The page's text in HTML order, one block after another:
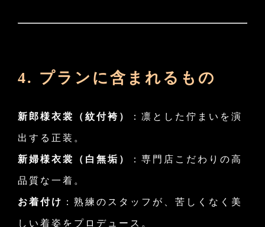
4. プランに含まれるもの
新郎様衣裳（紋付袴） ：凛とした佇まいを演
出する正装。
新婦様衣裳（白無垢） ：専門店こだわりの高
品質な一着。
お着付け ：熟練のスタッフが、苦しくなく美
しい着姿をプロデュース。